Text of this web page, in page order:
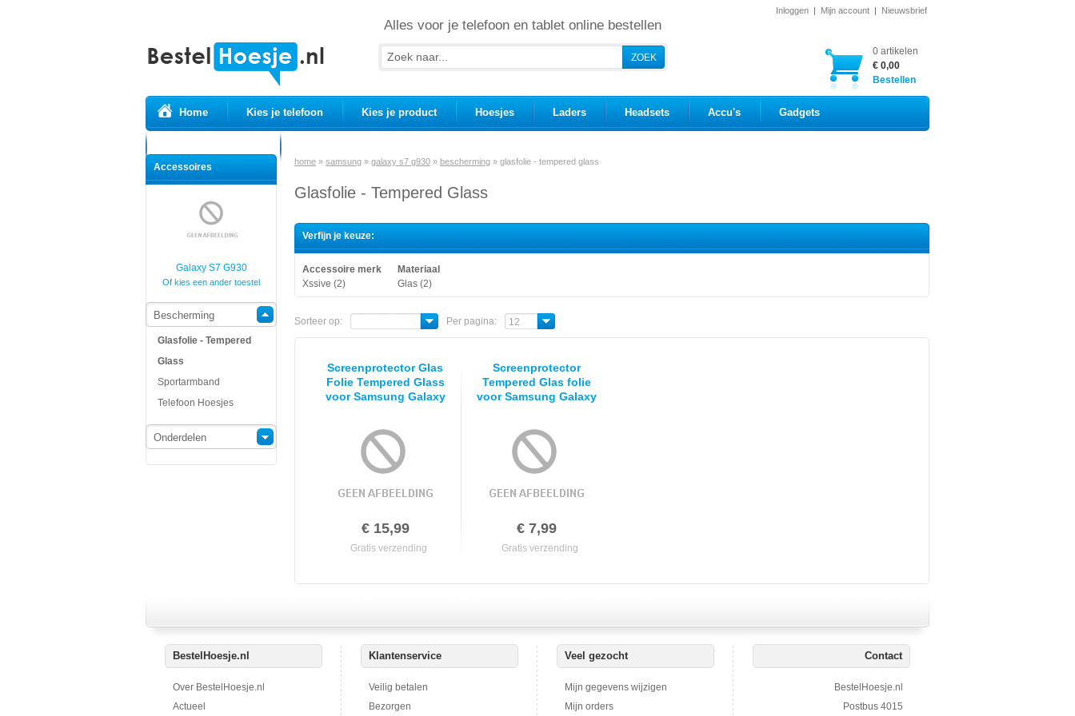
Alles voor je telefoon en tablet online bestellen
Inloggen | Mijn account | Nieuwsbrief
0 artikelen
€ 0,00
Bestellen
Home Kies je telefoon Kies je product Hoesjes Laders Headsets Accu's Gadgets
Accessoires
Galaxy S7 G930
Of kies een ander toestel
Bescherming
Glasfolie - Tempered
Glass
Sportarmband
Telefoon Hoesjes
Onderdelen
home » samsung » galaxy s7 g930 » bescherming » glasfolie - tempered glass
Glasfolie - Tempered Glass
Verfijn je keuze:
Accessoire merk
Xssive (2)
Materiaal
Glas (2)
Sorteer op: Per pagina: 12
Screenprotector Glas
Folie Tempered Glass
voor Samsung Galaxy
€ 15,99
Gratis verzending
Screenprotector
Tempered Glas folie
voor Samsung Galaxy
€ 7,99
Gratis verzending
BestelHoesje.nl
Over BestelHoesje.nl
Actueel
Klantenservice
Veilig betalen
Bezorgen
Veel gezocht
Mijn gegevens wijzigen
Mijn orders
Contact
BestelHoesje.nl
Postbus 4015